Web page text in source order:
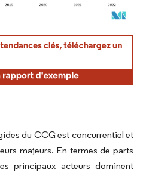
nécessite une attribution sous CC BY
du CCG est concurrentiel et
majeurs. En termes de parts
principaux acteurs dominent